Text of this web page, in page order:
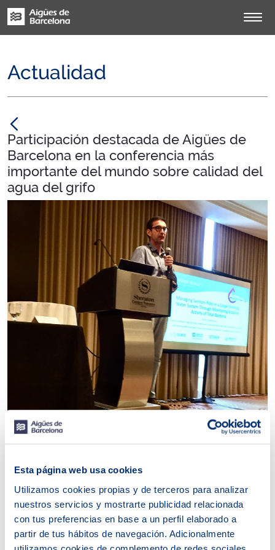
Esta página web usa cookies
Utilizamos cookies propias y de terceros para analizar
nuestros servicios y mostrarte publicidad relacionada
con tus preferencias en base a un perfil elaborado a
partir de tus hábitos de navegación. Adicionalmente
Actualidad
Participación destacada de Aigües de
Barcelona en la conferencia más
importante del mundo sobre calidad del
agua del grifo
Aigües de Barcelona, en colaboración con Cetaqua y la
empresa tecnológica holandesa Microlan, presentó los
resultados de un trabajo de investigación en la Water
Quality Technology Conference, organizada anualmente
por la American Water Works Association y considerada
la más importante a nivel global en el mundo de la